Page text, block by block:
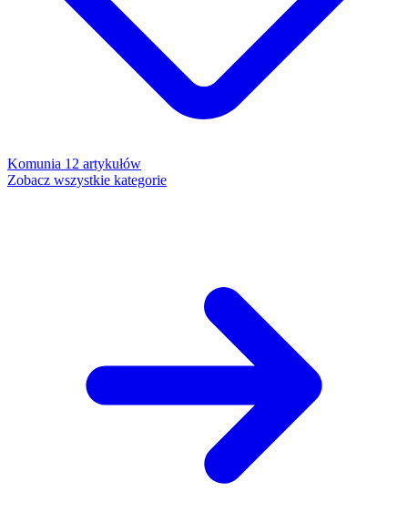
Komunia 12 artykułów
Zobacz wszystkie kategorie